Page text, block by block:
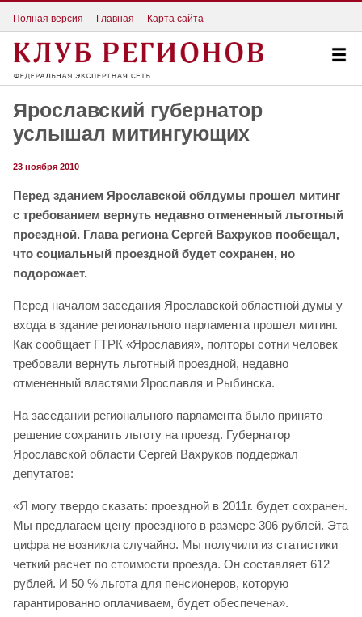
Полная версия Главная Карта сайта
Ярославский губернатор
услышал митингующих
23 ноября 2010
Перед зданием Ярославской облдумы прошел митинг
с требованием вернуть недавно отмененный льготный
проездной. Глава региона Сергей Вахруков пообещал,
что социальный проездной будет сохранен, но
подорожает.
Перед началом заседания Ярославской областной думы у
входа в здание регионального парламента прошел митинг.
Как сообщает ГТРК «Ярославия», полторы сотни человек
требовали вернуть льготный проездной, недавно
отмененный властями Ярославля и Рыбинска.
На заседании регионального парламента было принято
решение сохранить льготу на проезд. Губернатор
Ярославской области Сергей Вахруков поддержал
депутатов:
«Я могу твердо сказать: проездной в 2011г. будет сохранен.
Мы предлагаем цену проездного в размере 306 рублей. Эта
цифра не возникла случайно. Мы получили из статистики
четкий расчет по стоимости проезда. Он составляет 612
рублей. И 50 % льгота для пенсионеров, которую
гарантированно оплачиваем, будет обеспечена».